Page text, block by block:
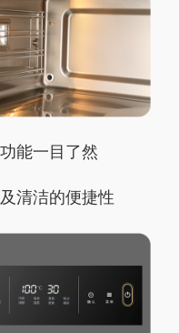
能一目了然
清洁的便捷性